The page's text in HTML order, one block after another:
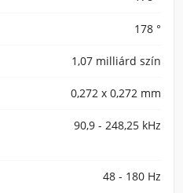
178 °
1,07 milliárd szín
0,272 x 0,272 mm
90,9 - 248,25 kHz
48 - 180 Hz